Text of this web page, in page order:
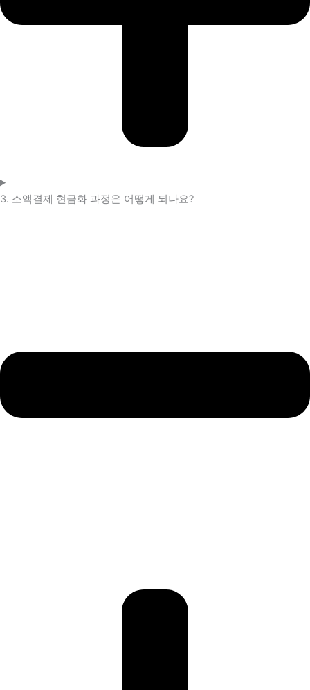
3. 소액결제 현금화 과정은 어떻게 되나요?